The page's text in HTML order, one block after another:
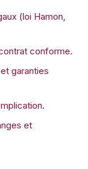
(loi Hamon,
conforme.
garanties
et